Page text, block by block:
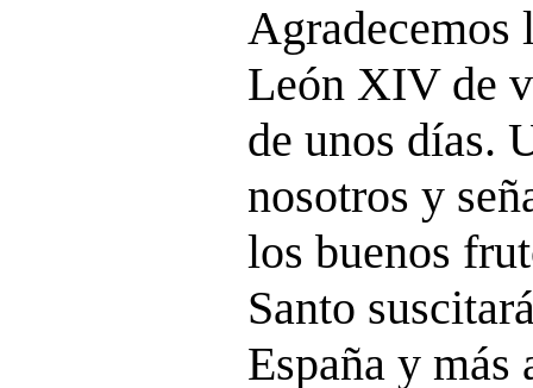
Agradecemos
León XIV de
de unos días.
nosotros y
los buenos
Santo
España y más